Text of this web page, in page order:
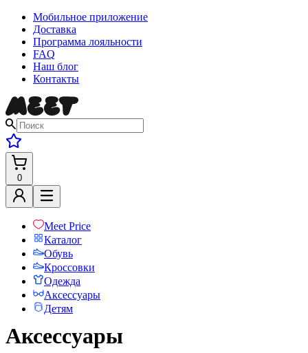
Мобильное приложение
Доставка
Программа лояльности
FAQ
Наш блог
Контакты
0
Meet Price
Каталог
Обувь
Кроссовки
Одежда
Аксессуары
Детям
Аксессуары